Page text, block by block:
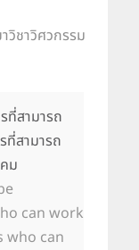
ชาวิศวกรรม
ที่สามารถ
ที่สามารถ
ม
can work
who can